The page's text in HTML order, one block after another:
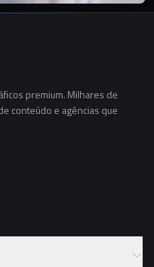
premium. Milhares de
conteúdo e agências que